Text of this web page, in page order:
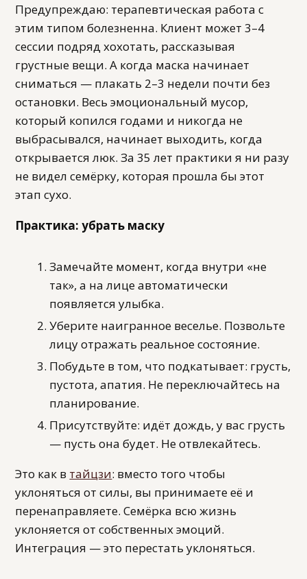
Предупреждаю: терапевтическая работа с
этим типом болезненна. Клиент может 3–4
сессии подряд хохотать, рассказывая
грустные вещи. А когда маска начинает
сниматься — плакать 2–3 недели почти без
остановки. Весь эмоциональный мусор,
который копился годами и никогда не
выбрасывался, начинает выходить, когда
открывается люк. За 35 лет практики я ни разу
не видел семёрку, которая прошла бы этот
этап сухо.
Практика: убрать маску
Замечайте момент, когда внутри «не
так», а на лице автоматически
появляется улыбка.
Уберите наигранное веселье. Позвольте
лицу отражать реальное состояние.
Побудьте в том, что подкатывает: грусть,
пустота, апатия. Не переключайтесь на
планирование.
Присутствуйте: идёт дождь, у вас грусть
— пусть она будет. Не отвлекайтесь.
Это как в тайцзи: вместо того чтобы
уклоняться от силы, вы принимаете её и
перенаправляете. Семёрка всю жизнь
уклоняется от собственных эмоций.
Интеграция — это перестать уклоняться.